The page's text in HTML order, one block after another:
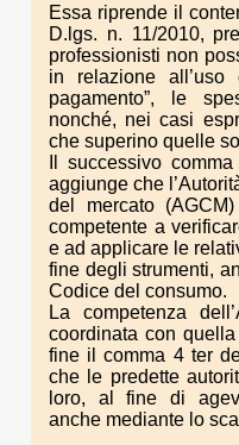
Essa riprende il
D.lgs. n. 11/2010,
professionisti non
in relazione all’uso
pagamento”, le
nonché, nei casi
che superino quelle
Il successivo
aggiunge che
del mercato
competente a
e ad applicare le
fine degli strumenti,
Codice del consumo.
La competenza
coordinata con
fine il comma 4 ter
che le predette
loro, al fine di
anche mediante lo